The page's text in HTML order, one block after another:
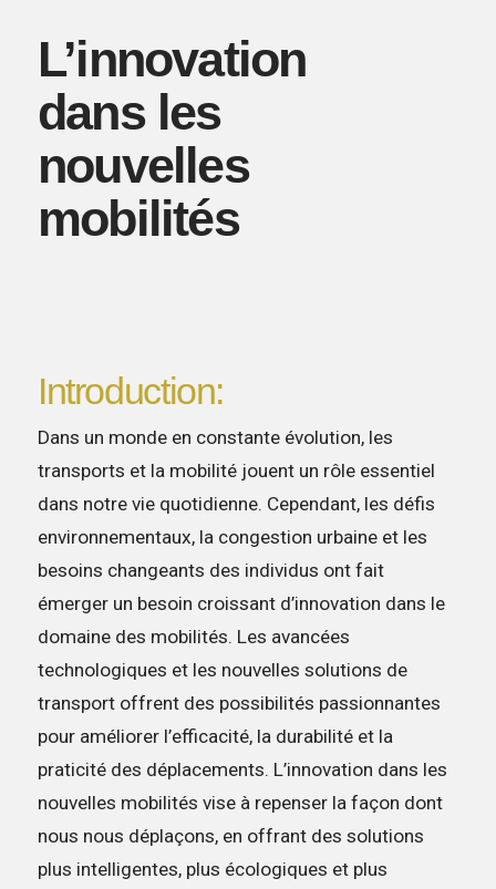
L’innovation
dans les
nouvelles
mobilités
Introduction:
Dans un monde en constante évolution, les
transports et la mobilité jouent un rôle essentiel
dans notre vie quotidienne. Cependant, les défis
environnementaux, la congestion urbaine et les
besoins changeants des individus ont fait
émerger un besoin croissant d’innovation dans le
domaine des mobilités. Les avancées
technologiques et les nouvelles solutions de
transport offrent des possibilités passionnantes
pour améliorer l’efficacité, la durabilité et la
praticité des déplacements. L’innovation dans les
nouvelles mobilités vise à repenser la façon dont
nous nous déplaçons, en offrant des solutions
plus intelligentes, plus écologiques et plus